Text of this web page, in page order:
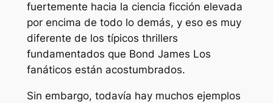
fuertemente hacia la ciencia ficción elevada
por encima de todo lo demás, y eso es muy
diferente de los típicos thrillers
fundamentados que Bond James Los
fanáticos están acostumbrados.
Sin embargo, todavía hay muchos ejemplos